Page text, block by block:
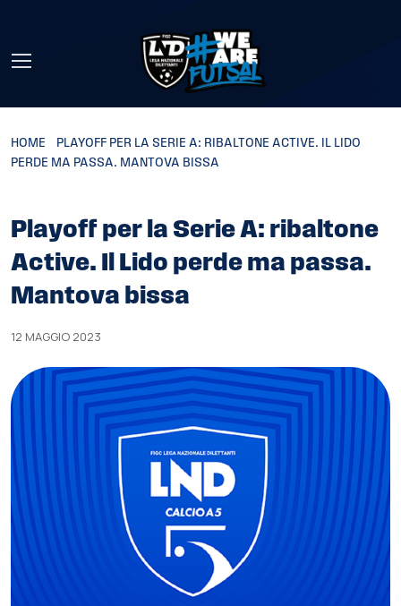
HOME
PLAYOFF PER LA SERIE A: RIBALTONE ACTIVE. IL LIDO
PERDE MA PASSA. MANTOVA BISSA
Playoff per la Serie A: ribaltone
Active. Il Lido perde ma passa.
Mantova bissa
12 MAGGIO 2023